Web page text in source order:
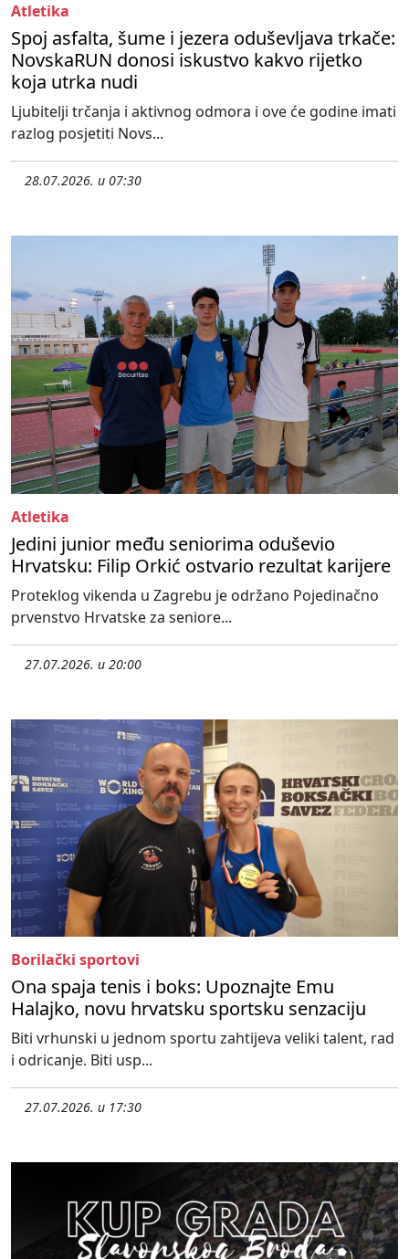
Atletika
Spoj asfalta, šume i jezera oduševljava trkače:
NovskaRUN donosi iskustvo kakvo rijetko
koja utrka nudi
Ljubitelji trčanja i aktivnog odmora i ove će godine imati
razlog posjetiti Novs...
28.07.2026. u 07:30
Atletika
Jedini junior među seniorima oduševio
Hrvatsku: Filip Orkić ostvario rezultat karijere
Proteklog vikenda u Zagrebu je održano Pojedinačno
prvenstvo Hrvatske za seniore...
27.07.2026. u 20:00
Borilački sportovi
Ona spaja tenis i boks: Upoznajte Emu
Halajko, novu hrvatsku sportsku senzaciju
Biti vrhunski u jednom sportu zahtijeva veliki talent, rad
i odricanje. Biti usp...
27.07.2026. u 17:30